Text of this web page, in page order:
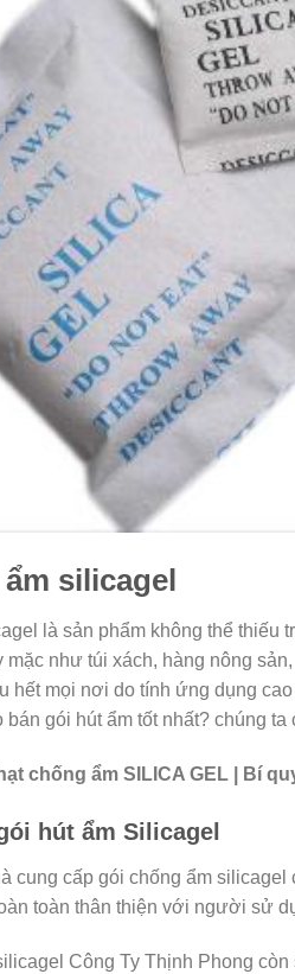
silicagel
là sản phẩm không thể thiếu
mặc như túi xách, hàng nông
hết mọi nơi do tính ứng dụng
gói hút ẩm tốt nhất? chúng ta
chống ẩm SILICA GEL | Bí
hút ẩm Silicagel
cung cấp gói chống ẩm
toàn thân thiện với người sử
Công Ty Thịnh Phong